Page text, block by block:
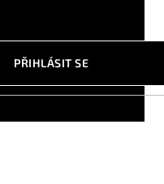
PŘIHLÁSIT SE